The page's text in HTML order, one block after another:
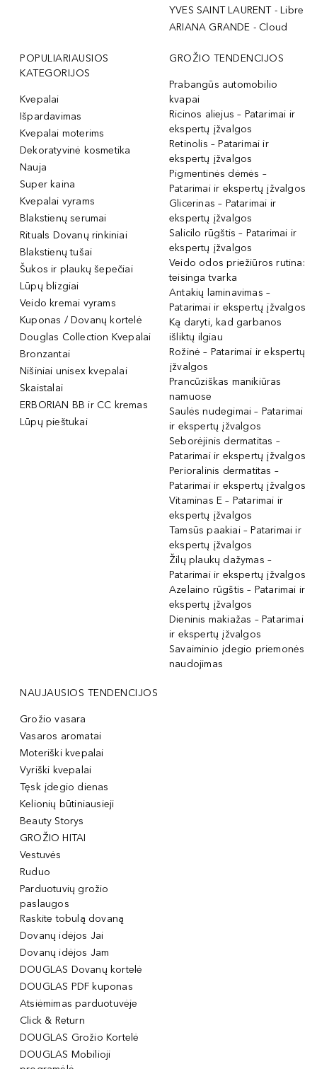
YVES SAINT LAURENT - Libre
ARIANA GRANDE - Cloud
POPULIARIAUSIOS
KATEGORIJOS
Kvepalai
Išpardavimas
Kvepalai moterims
Dekoratyvinė kosmetika
Nauja
Super kaina
Kvepalai vyrams
Blakstienų serumai
Rituals Dovanų rinkiniai
Blakstienų tušai
Šukos ir plaukų šepečiai
Lūpų blizgiai
Veido kremai vyrams
Kuponas / Dovanų kortelė
Douglas Collection Kvepalai
Bronzantai
Nišiniai unisex kvepalai
Skaistalai
ERBORIAN BB ir CC kremas
Lūpų pieštukai
GROŽIO TENDENCIJOS
Prabangūs automobilio
kvapai
Ricinos aliejus – Patarimai ir
ekspertų įžvalgos
Retinolis – Patarimai ir
ekspertų įžvalgos
Pigmentinės dėmės –
Patarimai ir ekspertų įžvalgos
Glicerinas – Patarimai ir
ekspertų įžvalgos
Salicilo rūgštis – Patarimai ir
ekspertų įžvalgos
Veido odos priežiūros rutina:
teisinga tvarka
Antakių laminavimas –
Patarimai ir ekspertų įžvalgos
Ką daryti, kad garbanos
išliktų ilgiau
Rožinė – Patarimai ir ekspertų
įžvalgos
Prancūziškas manikiūras
namuose
Saulės nudegimai – Patarimai
ir ekspertų įžvalgos
Seborėjinis dermatitas –
Patarimai ir ekspertų įžvalgos
Perioralinis dermatitas –
Patarimai ir ekspertų įžvalgos
Vitaminas E – Patarimai ir
ekspertų įžvalgos
Tamsūs paakiai – Patarimai ir
ekspertų įžvalgos
Žilų plaukų dažymas –
Patarimai ir ekspertų įžvalgos
Azelaino rūgštis – Patarimai ir
ekspertų įžvalgos
Dieninis makiažas – Patarimai
ir ekspertų įžvalgos
Savaiminio įdegio priemonės
naudojimas
NAUJAUSIOS TENDENCIJOS
Grožio vasara
Vasaros aromatai
Moteriški kvepalai
Vyriški kvepalai
Tęsk įdegio dienas
Kelionių būtiniausieji
Beauty Storys
GROŽIO HITAI
Vestuvės
Ruduo
Parduotuvių grožio
paslaugos
Raskite tobulą dovaną
Dovanų idėjos Jai
Dovanų idėjos Jam
DOUGLAS Dovanų kortelė
DOUGLAS PDF kuponas
Atsiėmimas parduotuvėje
Click & Return
DOUGLAS Grožio Kortelė
DOUGLAS Mobilioji